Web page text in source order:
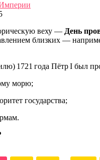
веху — День
близких —
1721 года Пётр I был
морю;
государства;